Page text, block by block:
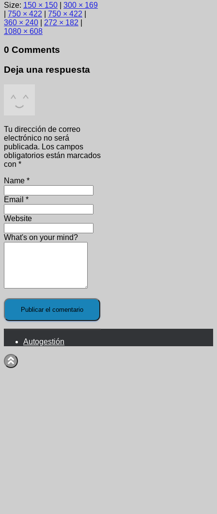
Size: 150 × 150
300 × 169
750 × 422 750 × 422
360 × 240
272 × 182
1080 × 608
0 Comments
Deja una respuesta
Tu dirección de correo
electrónico no será
publicada. Los campos
obligatorios están marcados
con *
Name *
Email *
Website
What's on your mind?
Autogestión